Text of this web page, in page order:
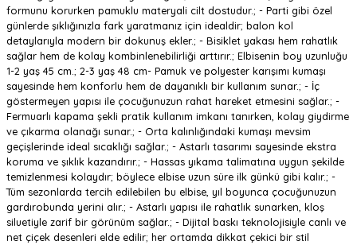
formunu korurken pamuklu materyali cilt dostudur.; - Parti gibi özel
günlerde şıklığınızla fark yaratmanız için idealdir; balon kol
detaylarıyla modern bir dokunuş ekler.; - Bisiklet yakası hem rahatlık
sağlar hem de kolay kombinlenebilirliği arttırır.; Elbisenin boy uzunluğu
1-2 yaş 45 cm.; 2-3 yaş 48 cm- Pamuk ve polyester karışımı kumaşı
sayesinde hem konforlu hem de dayanıklı bir kullanım sunar.; - İç
göstermeyen yapısı ile çocuğunuzun rahat hareket etmesini sağlar.; -
Fermuarlı kapama şekli pratik kullanım imkanı tanırken, kolay giydirme
ve çıkarma olanağı sunar.; - Orta kalınlığındaki kumaşı mevsim
geçişlerinde ideal sıcaklığı sağlar.; - Astarlı tasarımı sayesinde ekstra
koruma ve şıklık kazandırır.; - Hassas yıkama talimatına uygun şekilde
temizlenmesi kolaydır; böylece elbise uzun süre ilk günkü gibi kalır.; -
Tüm sezonlarda tercih edilebilen bu elbise, yıl boyunca çocuğunuzun
gardırobunda yerini alır.; - Astarlı yapısı ile rahatlık sunarken, kloş
siluetiyle zarif bir görünüm sağlar.; - Dijital baskı teknolojisiyle canlı ve
net çiçek desenleri elde edilir; her ortamda dikkat çekici bir stil